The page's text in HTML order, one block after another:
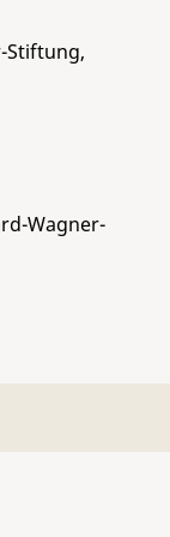
Stiftung,
Wagner-